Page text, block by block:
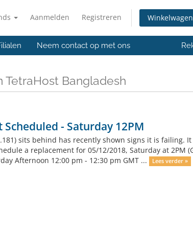
Aanmelden Registreren
Neem contact op met ons
Bangladesh
- Saturday 12PM
sits behind has recently shown signs it is failing.
a replacement for 05/12/2018, Saturday at 2PM
Afternoon 12:00 pm - 12:30 pm GMT ...
Lees verder »